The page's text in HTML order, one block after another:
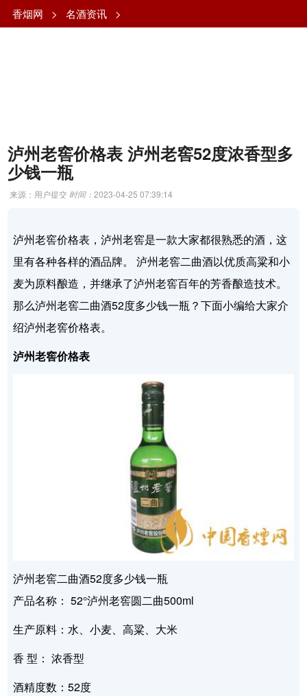
香烟网 > 名酒资讯 >
泸州老窖价格表 泸州老窖52度浓香型多
少钱一瓶
来源：用户提交 时间：2023-04-25 07:39:14
泸州老窖价格表，泸州老窖是一款大家都很熟悉的酒，这
里有各种各样的酒品牌。 泸州老窖二曲酒以优质高粱和小
麦为原料酿造，并继承了泸州老窖百年的芳香酿造技术。
那么泸州老窖二曲酒52度多少钱一瓶？下面小编给大家介
绍泸州老窖价格表。
泸州老窖价格表
泸州老窖二曲酒52度多少钱一瓶
产品名称： 52°泸州老窖圆二曲500ml
生产原料：水、小麦、高粱、大米
香 型： 浓香型
酒精度数：52度